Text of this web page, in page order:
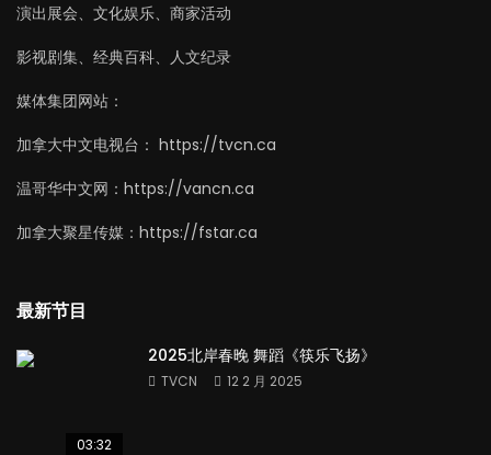
演出展会、文化娱乐、商家活动
影视剧集、经典百科、人文纪录
媒体集团网站：
加拿大中文电视台： https://tvcn.ca
温哥华中文网：https://vancn.ca
加拿大聚星传媒：https://fstar.ca
最新节目
03:32
2025北岸春晚 舞蹈《筷乐飞扬》
TVCN 12 2 月 2025